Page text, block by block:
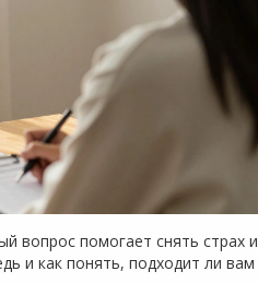
вопрос помогает снять страх и
и как понять, подходит ли вам